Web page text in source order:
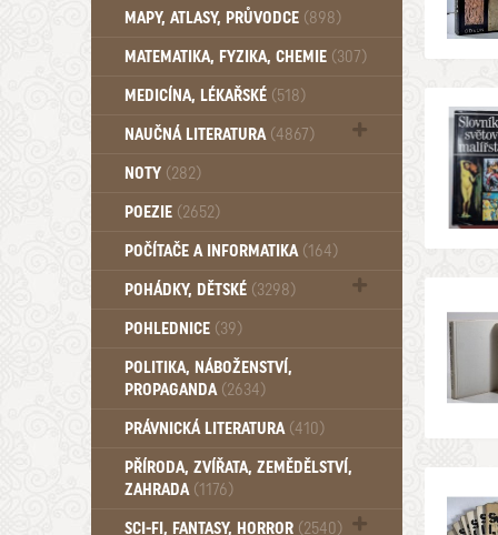
Katalogy (503)
MAPY, ATLASY, PRŮVODCE (898)
MATEMATIKA, FYZIKA, CHEMIE (307)
MEDICÍNA, LÉKAŘSKÉ (518)
NAUČNÁ LITERATURA (4867)
Zdraví a zdraví životní styl (510)
NOTY (282)
POEZIE (2652)
POČÍTAČE A INFORMATIKA (164)
POHÁDKY, DĚTSKÉ (3298)
Pro děti a mládež (2894)
Pohádky, Dětské - Od roku 1949 (257)
POHLEDNICE (39)
POLITIKA, NÁBOŽENSTVÍ,
PROPAGANDA (2634)
PRÁVNICKÁ LITERATURA (410)
PŘÍRODA, ZVÍŘATA, ZEMĚDĚLSTVÍ,
ZAHRADA (1176)
SCI-FI, FANTASY, HORROR (2540)